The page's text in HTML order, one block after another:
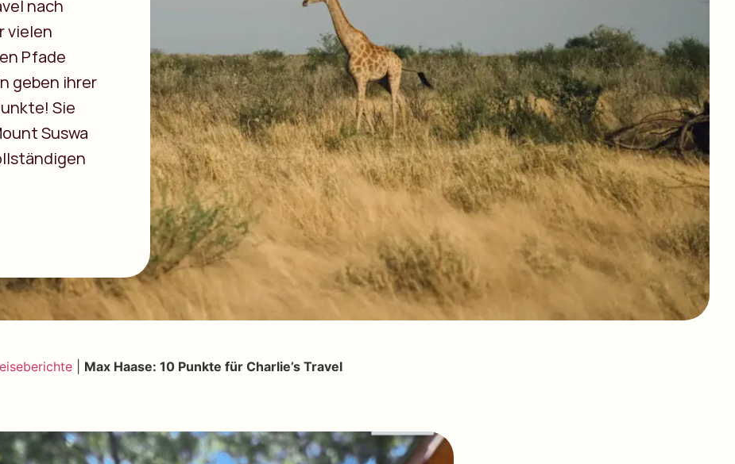
nach
vielen
Pfade
geben ihrer
Sie
Suswa
| Max Haase: 10 Punkte für Charlie’s Travel